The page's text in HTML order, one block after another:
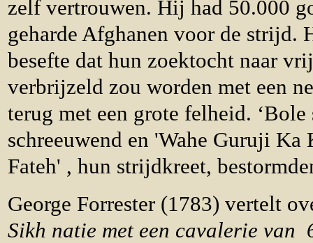
zelf vertrouwen. Hij had 50.000
geharde Afghanen voor de strijd.
besefte dat hun zoektocht naar
verbrijzeld zou worden met een
terug met een grote felheid.
schreeuwend en 'Wahe Guruji
Fateh' , hun strijdkreet,
George Forrester (1783) vertelt
Sikh natie met een cavalerie van